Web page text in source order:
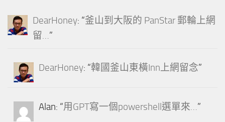
DearHoney: “釜山到大阪的 PanStar 郵輪上網
留…”
DearHoney: “韓國釜山東橫Inn上網留念”
Alan: “用GPT寫一個powershell選單來…”